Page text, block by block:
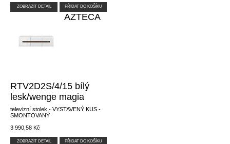
ZOBRAZIT DETAIL PŘIDAT DO KOŠÍKU
AZTECA
RTV2D2S/4/15 bílý
lesk/wenge magia
televizní stolek - VYSTAVENÝ KUS -
SMONTOVANÝ
3 990,58 Kč
ZOBRAZIT DETAIL PŘIDAT DO KOŠÍKU